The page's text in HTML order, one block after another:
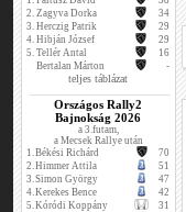
2. Zagyva Dorka
34
3. Herczig Patrik
29
4. Hibján József
29
5. Tellér Antal
16
Bertalan Márton
-
teljes táblázat
Országos Rally2
Bajnokság 2026
a 3.futam,
a Mecsek Rallye után
1.Békési Richárd
70
2.Himmer Attila
51
3.Simon György
47
4.Kerekes Bence
42
5.Kóródi Koppány
31